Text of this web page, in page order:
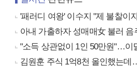
'패러디 여왕' 이수지 "제 불찰이
아내 가출하자 성매매女 불러 음
"소득 상관없이 1인 50만원"…이
김원훈 주식 1억8천 올인했는데